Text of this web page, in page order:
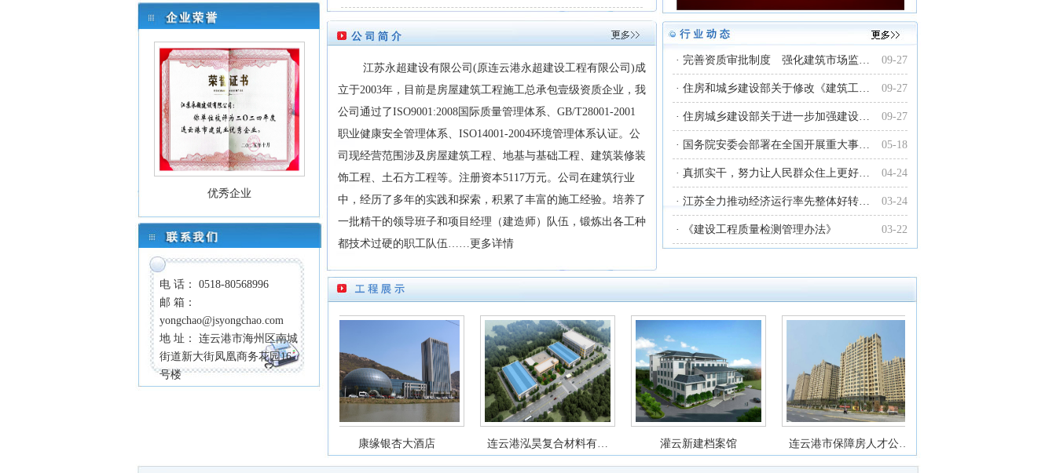
优秀企业
电 话： 0518-80568996
邮 箱：
yongchao@jsyongchao.com
地 址： 连云港市海州区南城
街道新大街凤凰商务花园16
号楼
江苏永超建设有限公司(原连云港永超建设工程有限公司)成
立于2003年，目前是房屋建筑工程施工总承包壹级资质企业，我
公司通过了ISO9001:2008国际质量管理体系、GB/T28001-2001
职业健康安全管理体系、ISO14001-2004环境管理体系认证。公
司现经营范围涉及房屋建筑工程、地基与基础工程、建筑装修装
饰工程、土石方工程等。注册资本5117万元。公司在建筑行业
中，经历了多年的实践和探索，积累了丰富的施工经验。培养了
一批精干的领导班子和项目经理（建造师）队伍，锻炼出各工种
都技术过硬的职工队伍……更多详情
09-27
· 完善资质审批制度 强化建筑市场监…
09-27
· 住房和城乡建设部关于修改《建筑工…
09-27
· 住房城乡建设部关于进一步加强建设…
05-18
· 国务院安委会部署在全国开展重大事…
04-24
· 真抓实干，努力让人民群众住上更好…
03-24
· 江苏全力推动经济运行率先整体好转…
03-22
· 《建设工程质量检测管理办法》
康缘银杏大酒店 连云港泓昊复合材料有… 灌云新建档案馆 连云港市保障房人才公…